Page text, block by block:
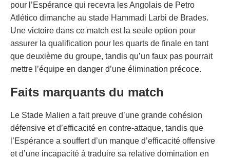
pour l’Espérance qui recevra les Angolais de Petro
Atlético dimanche au stade Hammadi Larbi de Brades.
Une victoire dans ce match est la seule option pour
assurer la qualification pour les quarts de finale en tant
que deuxième du groupe, tandis qu’un faux pas pourrait
mettre l’équipe en danger d’une élimination précoce.
Faits marquants du match
Le Stade Malien a fait preuve d’une grande cohésion
défensive et d’efficacité en contre-attaque, tandis que
l’Espérance a souffert d’un manque d’efficacité offensive
et d’une incapacité à traduire sa relative domination en